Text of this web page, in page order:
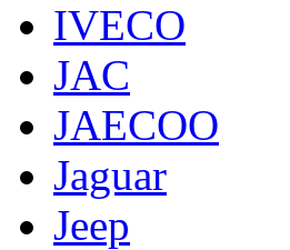
IVECO
JAC
JAECOO
Jaguar
Jeep